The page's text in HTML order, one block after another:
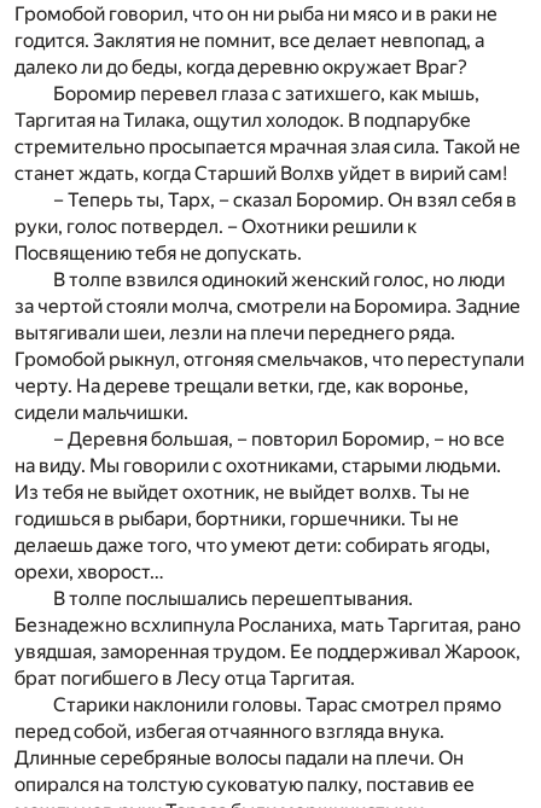
Громобой говорил, что он ни рыба ни мясо и в раки не
годится. Заклятия не помнит, все делает невпопад, а
далеко ли до беды, когда деревню окружает Враг?
Боромир перевел глаза с затихшего, как мышь,
Таргитая на Тилака, ощутил холодок. В подпарубке
стремительно просыпается мрачная злая сила. Такой не
станет ждать, когда Старший Волхв уйдет в вирий сам!
– Теперь ты, Тарх, – сказал Боромир. Он взял себя в
руки, голос потвердел. – Охотники решили к
Посвящению тебя не допускать.
В толпе взвился одинокий женский голос, но люди
за чертой стояли молча, смотрели на Боромира. Задние
вытягивали шеи, лезли на плечи переднего ряда.
Громобой рыкнул, отгоняя смельчаков, что переступали
черту. На дереве трещали ветки, где, как воронье,
сидели мальчишки.
– Деревня большая, – повторил Боромир, – но все
на виду. Мы говорили с охотниками, старыми людьми.
Из тебя не выйдет охотник, не выйдет волхв. Ты не
годишься в рыбари, бортники, горшечники. Ты не
делаешь даже того, что умеют дети: собирать ягоды,
орехи, хворост…
В толпе послышались перешептывания.
Безнадежно всхлипнула Росланиха, мать Таргитая, рано
увядшая, заморенная трудом. Ее поддерживал Жароок,
брат погибшего в Лесу отца Таргитая.
Старики наклонили головы. Тарас смотрел прямо
перед собой, избегая отчаянного взгляда внука.
Длинные серебряные волосы падали на плечи. Он
опирался на толстую суковатую палку, поставив ее